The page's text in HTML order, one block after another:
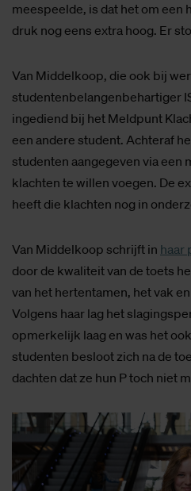
meespeelde, is dat het om een
druk nog eens extra hoog. Er
Van Middelkoop, die ook bij
studentenbelangenbehartiger
ingediend bij het Meldpunt
een andere student. Achteraf
studenten aangegeven via een
klachten te willen voegen. De
heeft die klachten nog in
Van Middelkoop schrijft in haar
door de kwaliteit van de toets
van het hertentamen, het vak
Volgens haar lag het
opmerkelijk laag en was het
studenten besloot zich na de
dachten dat ze hun P toch niet